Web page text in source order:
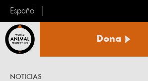
Español
Animal
Dona
NOTICIAS